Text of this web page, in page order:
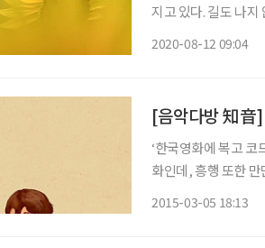
지고 있다. 길도 나
2020-08-12 09:04
[음악다방 知音
‘한국영화에 복고 코드가 있다
화인데, 흥행 또한
2015-03-05 18:13